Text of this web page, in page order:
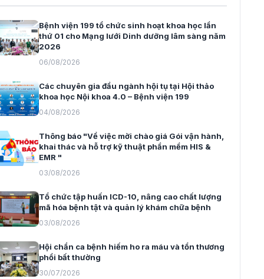
Bệnh viện 199 tổ chức sinh hoạt khoa học lần
thứ 01 cho Mạng lưới Dinh dưỡng lâm sàng năm
2026
06/08/2026
Các chuyên gia đầu ngành hội tụ tại Hội thảo
khoa học Nội khoa 4.0 – Bệnh viện 199
04/08/2026
Thông báo "Về việc mời chào giá Gói vận hành,
khai thác và hỗ trợ kỹ thuật phần mềm HIS &
EMR "
03/08/2026
Tổ chức tập huấn ICD-10, nâng cao chất lượng
mã hóa bệnh tật và quản lý khám chữa bệnh
03/08/2026
Hội chẩn ca bệnh hiếm ho ra máu và tổn thương
phổi bất thường
30/07/2026